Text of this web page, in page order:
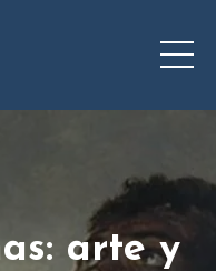
arte y